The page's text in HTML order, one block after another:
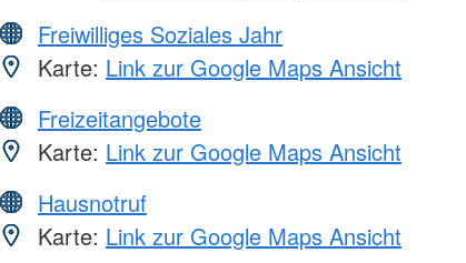
Freiwilliges Soziales Jahr
Karte: Link zur Google Maps Ansicht
Freizeitangebote
Karte: Link zur Google Maps Ansicht
Hausnotruf
Karte: Link zur Google Maps Ansicht